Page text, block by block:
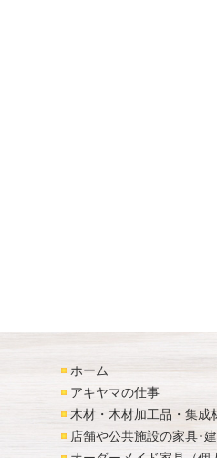
ホーム
アキヤマの仕事
木材・木材加工品・集成
店舗や公共施設の家具･